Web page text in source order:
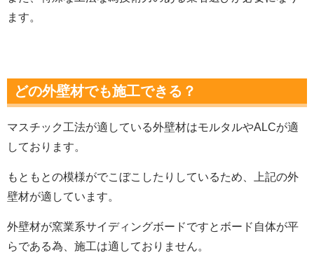
ます。
どの外壁材でも施工できる？
マスチック工法が適している外壁材はモルタルやALCが適
しております。
もともとの模様がでこぼこしたりしているため、上記の外
壁材が適しています。
外壁材が窯業系サイディングボードですとボード自体が平
らである為、施工は適しておりません。